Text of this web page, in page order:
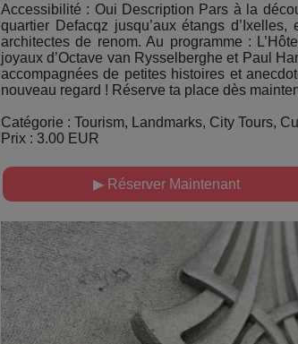
Accessibilité : Oui Description Pars à la
quartier Defacqz jusqu’aux étangs
architectes de renom. Au programme :
joyaux d’Octave van Rysselberghe et Paul
accompagnées de petites histoires et
nouveau regard ! Réserve ta place dès
Catégorie : Tourism, Landmarks, City Tours,
Prix : 3.00 EUR
▶ Réserver Maintenant